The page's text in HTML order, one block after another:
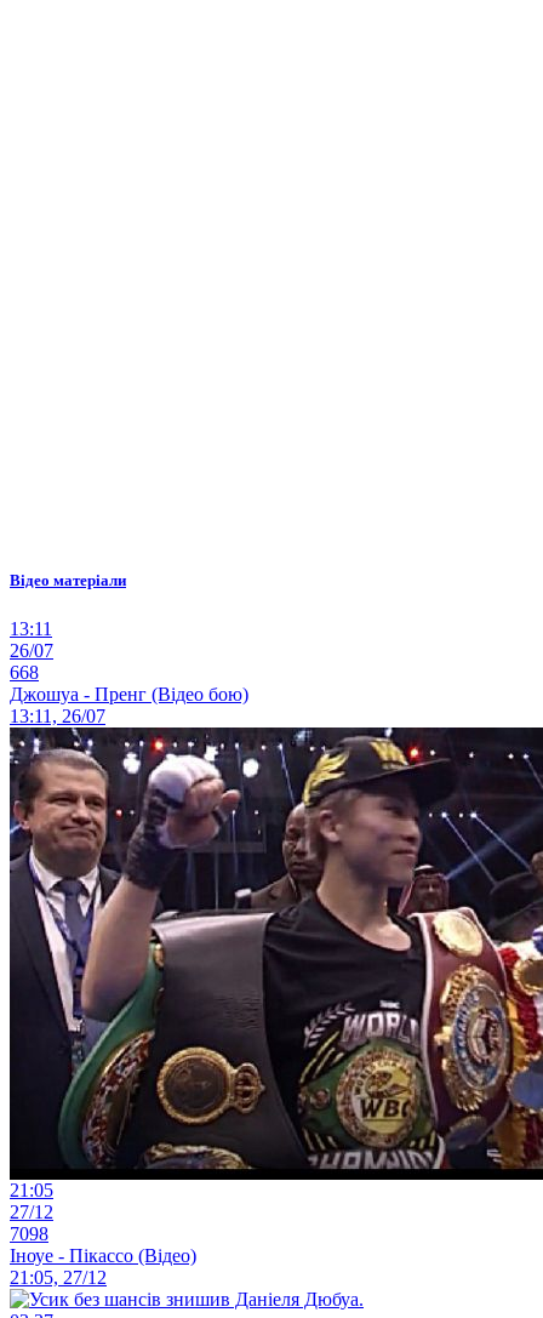
Відео матеріали
13:11
26/07
668
Джошуа - Пренг (Відео бою)
13:11, 26/07
21:05
27/12
7098
Іноуе - Пікассо (Відео)
21:05, 27/12